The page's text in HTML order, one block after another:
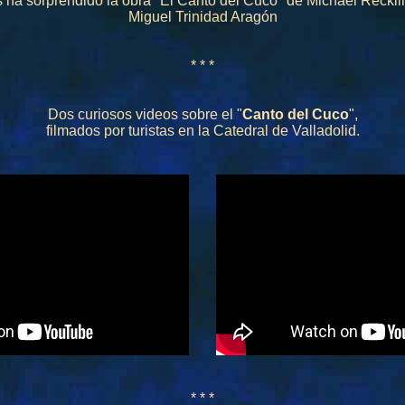
Miguel Trinidad Aragón
* * *
Dos curiosos videos sobre el "Canto del Cuco",
filmados por turistas en la Catedral de Valladolid.
* * *